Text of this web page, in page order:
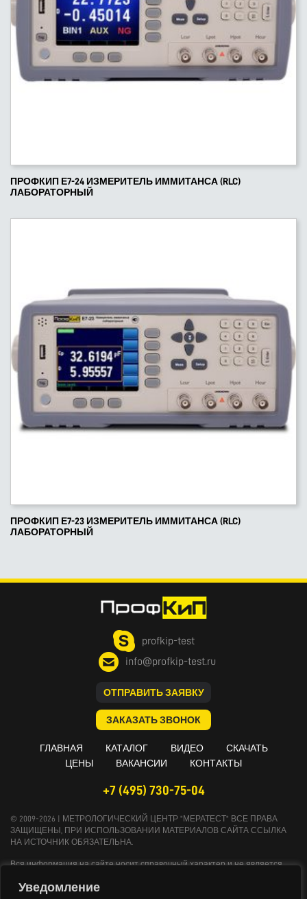
Уведомление
ПРОФКИП Е7-24 ИЗМЕРИТЕЛЬ ИММИТАНСА (RLC)
ЛАБОРАТОРНЫЙ
ПРОФКИП Е7-23 ИЗМЕРИТЕЛЬ ИММИТАНСА (RLC)
ЛАБОРАТОРНЫЙ
profkip-test
info@profkip-test.ru
ОТПРАВИТЬ ЗАЯВКУ
ЗАКАЗАТЬ ЗВОНОК
ГЛАВНАЯ КАТАЛОГ ВИДЕО
СКАЧАТЬ
ЦЕНЫ
ВАКАНСИИ КОНТАКТЫ
+7 (495) 730-75-04
© 2009-2026 | МЕТРОЛОГИЧЕСКИЙ ЦЕНТР "МЕРАТЕСТ" ВСЕ ПРАВА
ЗАЩИЩЕНЫ, ПРИ ИСПОЛЬЗОВАНИИ МАТЕРИАЛОВ САЙТА ССЫЛКА
НА ИСТОЧНИК ОБЯЗАТЕЛЬНА.
Вся информация на сайте носит справочный характер и не является
Гражданского кодекса Российской Федерации. Технические параметры и